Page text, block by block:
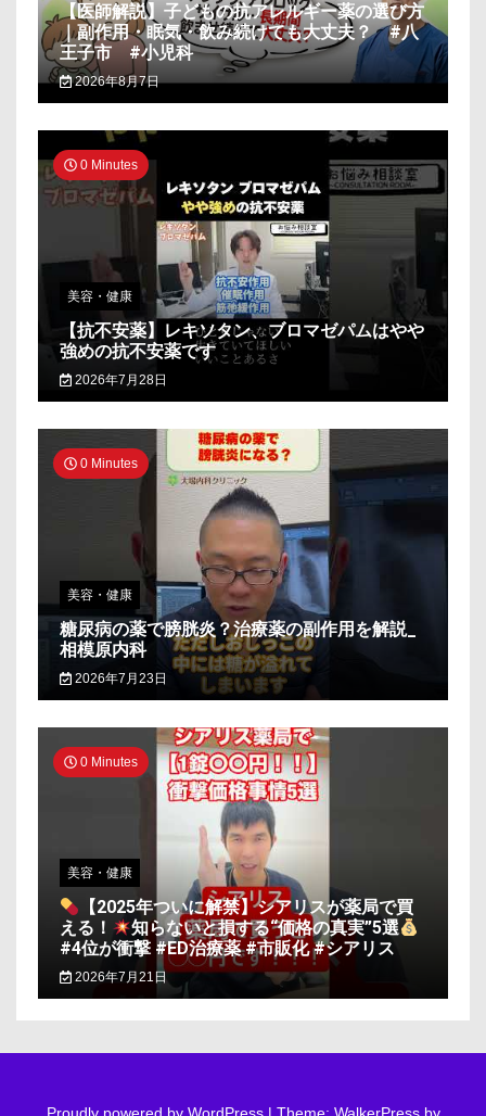
【医師解説】子どもの抗アレルギー薬の選び方
｜副作用・眠気・飲み続けても大丈夫？ #八
王子市 #小児科
2026年8月7日
0 Minutes
美容・健康
【抗不安薬】レキソタン、ブロマゼパムはやや
強めの抗不安薬です
2026年7月28日
0 Minutes
美容・健康
糖尿病の薬で膀胱炎？治療薬の副作用を解説_
相模原内科
2026年7月23日
0 Minutes
美容・健康
【2025年ついに解禁】シアリスが薬局で買
える！
知らないと損する“価格の真実”5選
#4位が衝撃 #ED治療薬 #市販化 #シアリス
2026年7月21日